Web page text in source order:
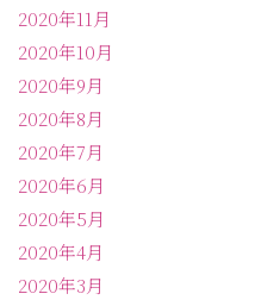
2020年11月
2020年10月
2020年9月
2020年8月
2020年7月
2020年6月
2020年5月
2020年4月
2020年3月